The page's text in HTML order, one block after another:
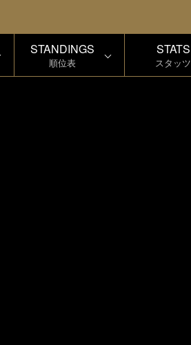
STANDINGS
順位表
STATS
スタッツ